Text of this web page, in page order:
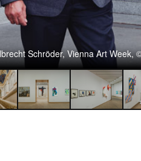
Schröder, Vienna Art Week,